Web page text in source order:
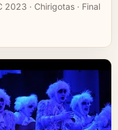
· Chirigotas · Final